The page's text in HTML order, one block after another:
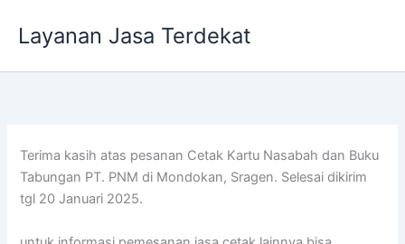
Layanan Jasa Terdekat
Terima kasih atas pesanan Cetak Kartu Nasabah dan Buku
Tabungan PT. PNM di Mondokan, Sragen. Selesai dikirim
tgl 20 Januari 2025.